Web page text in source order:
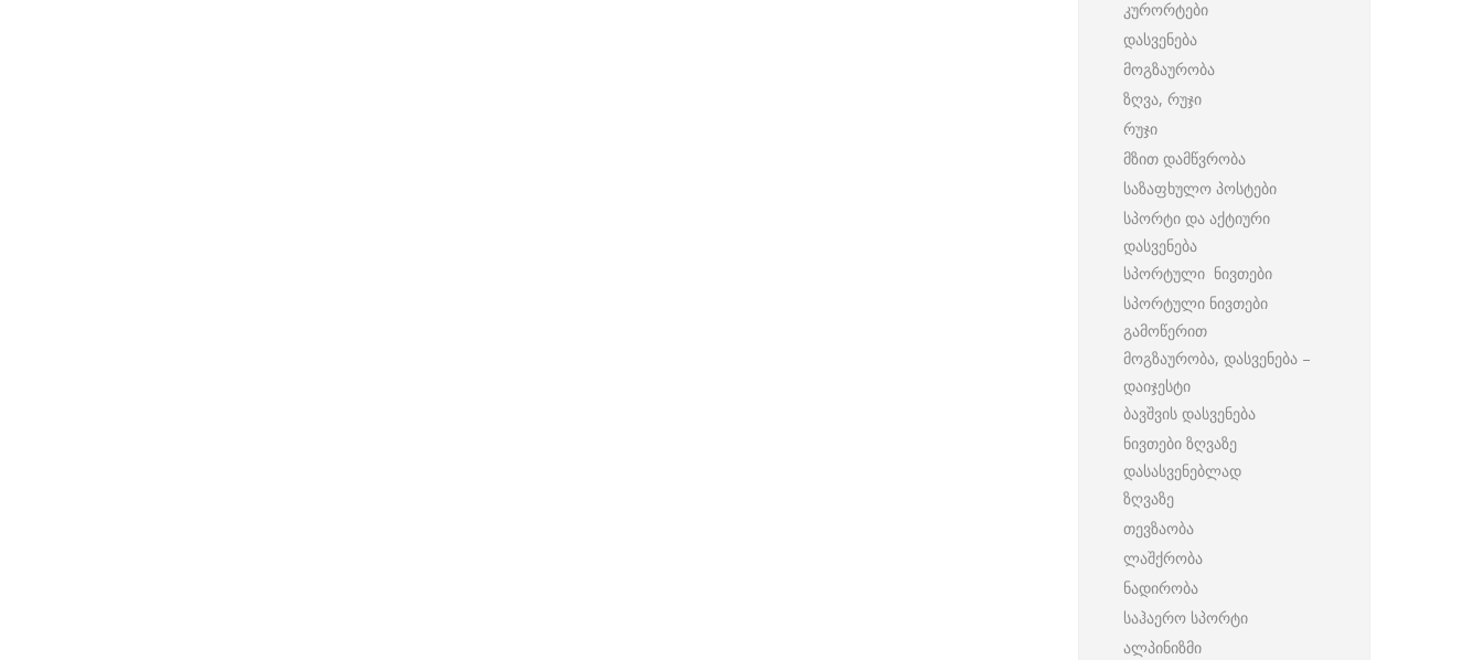
კურორტები
დასვენება
მოგზაურობა
ზღვა, რუჯი
რუჯი
მზით დამწვრობა
საზაფხულო პოსტები
სპორტი და აქტიური
დასვენება
სპორტული ნივთები
სპორტული ნივთები
გამოწერით
მოგზაურობა, დასვენება –
დაიჯესტი
ბავშვის დასვენება
ნივთები ზღვაზე
დასასვენებლად
ზღვაზე
თევზაობა
ლაშქრობა
ნადირობა
საჰაერო სპორტი
ალპინიზმი